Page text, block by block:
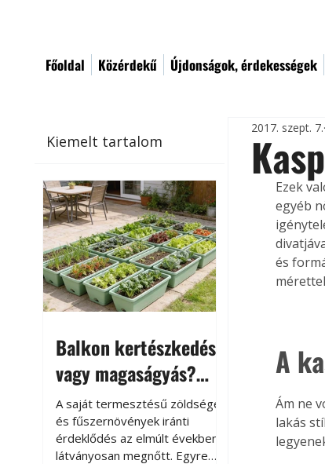
Főoldal Közérdekű Újdonságok, érdekességek
Kiemelt tartalom
Balkon kertészkedés
vagy magaságyás?
Helytakarékos
kertészkedés
A saját termesztésű zöldségek
és fűszernövények iránti
érdeklődés az elmúlt években
látványosan megnőtt. Egyre
2017. szept. 7.
Ezek
egyéb
és
A
Ám ne
lakás